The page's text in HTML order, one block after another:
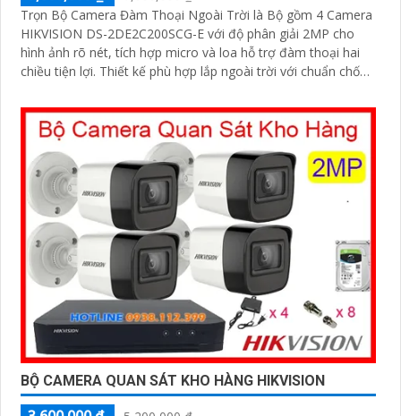
Trọn Bộ Camera Đàm Thoại Ngoài Trời là Bộ gồm 4 Camera
HIKVISION DS-2DE2C200SCG-E với độ phân giải 2MP cho
hình ảnh rõ nét, tích hợp micro và loa hỗ trợ đàm thoại hai
chiều tiện lợi. Thiết kế phù hợp lắp ngoài trời với chuẩn chống
BỘ CAMERA QUAN SÁT KHO HÀNG HIKVISION